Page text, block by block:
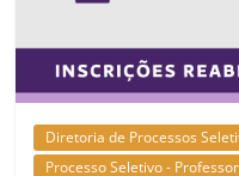
Diretoria de Processos
Processo Seletivo -